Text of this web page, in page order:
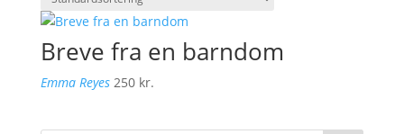
Breve fra en barndom
Emma Reyes 250 kr.